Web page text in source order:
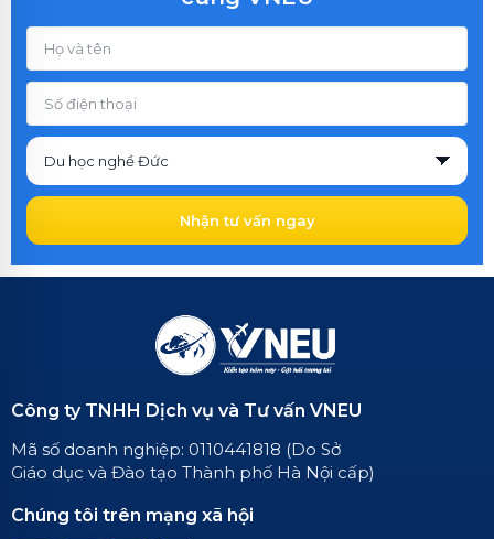
Nhận tư vấn ngay
Công ty TNHH Dịch vụ và Tư vấn VNEU
Mã số doanh nghiệp: 0110441818 (Do Sở
Giáo dục và Đào tạo Thành phố Hà Nội cấp)
Chúng tôi trên mạng xã hội